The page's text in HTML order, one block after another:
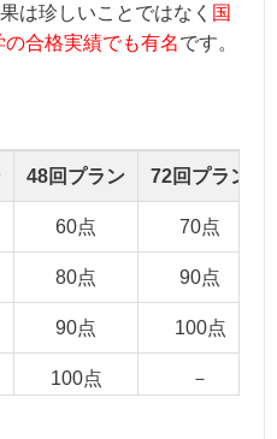
は珍しいことではなく 国
合格実績でも有名です。
48回プラン 72回プラン
60点 70点
80点 90点
90点 100点
100点 －